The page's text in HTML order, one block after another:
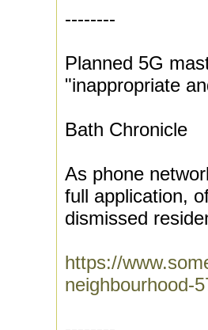
--------
Planned 5G
"inappropriate
Bath Chronicle
As phone
full application,
dismissed
https://
neighbourhood-